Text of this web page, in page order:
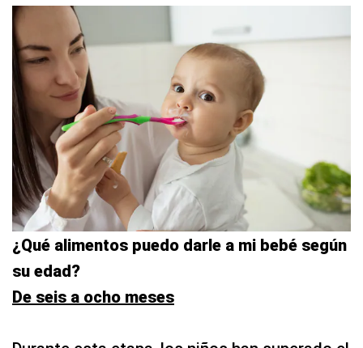
¿Qué alimentos puedo darle a mi bebé según
su edad?
De seis a ocho meses